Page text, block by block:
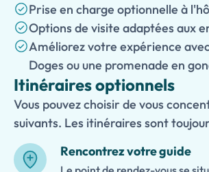
Prise en charge optionnelle à
Options de visite adaptées aux
Améliorez votre expérience
Doges ou une promenade en
Itinéraires optionnels
Vous pouvez choisir de vous
suivants. Les itinéraires sont
Rencontrez votre guide